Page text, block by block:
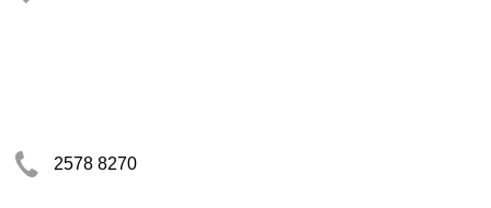
2578 8270